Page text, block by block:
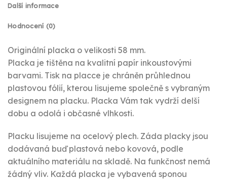
Další informace
Hodnocení (0)
Originální placka o velikosti 58 mm.
Placka je tištěna na kvalitní papír inkoustovými
barvami. Tisk na placce je chráněn průhlednou
plastovou fólií, kterou lisujeme společně s vybraným
designem na placku. Placka Vám tak vydrží delší
dobu a odolá i občasné vlhkosti.
Placku lisujeme na ocelový plech. Záda placky jsou
dodávaná buď plastová nebo kovová, podle
aktuálního materiálu na skladě. Na funkčnost nemá
žádný vliv. Každá placka je vybavená sponou